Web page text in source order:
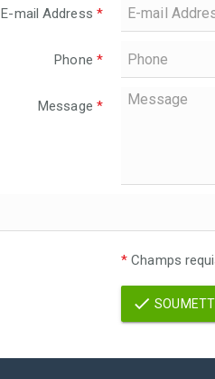
E-mail Address *
Phone *
Message *
* Champs